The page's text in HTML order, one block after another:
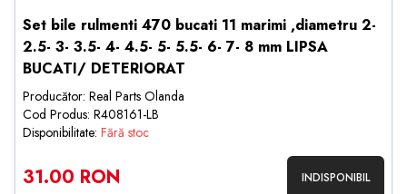
Set bile rulmenti 470 bucati 11 marimi ,diametru 2-
2.5- 3- 3.5- 4- 4.5- 5- 5.5- 6- 7- 8 mm LIPSA
BUCATI/ DETERIORAT
Producător: Real Parts Olanda
Cod Produs: R408161-LB
Disponibilitate: Fără stoc
31.00 RON INDISPONIBIL